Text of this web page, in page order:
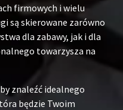
firmowych i wielu
są skierowane zarówno
dla zabawy, jak i dla
towarzysza na
znaleźć idealnego
będzie Twoim